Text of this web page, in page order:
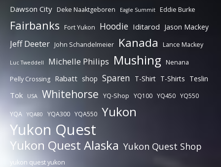
Dawson City Deke Naaktgeboren Eagle Summit Eddie Burke
Fairbanks Fort Yukon Hoodie Iditarod Jason Mackey
Jeff Deeter John Schandelmeier Kanada Lance Mackey
Luc Tweddell Michelle Philips Mushing Nenana
Pelly Crossing Rabatt shop Sparen T-Shirt T-Shirts Teslin
Tok USA Whitehorse YQ-Shop YQ100 YQ450 YQ550
YQA YQA80 YQA300 YQA550 Yukon
Yukon Quest
Yukon Quest Alaska Yukon Quest Shop
yukon quest yukon